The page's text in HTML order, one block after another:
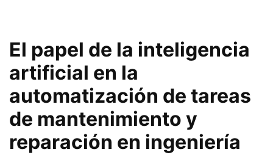
El papel de la inteligencia
artificial en la
automatización de tareas
de mantenimiento y
reparación en ingeniería